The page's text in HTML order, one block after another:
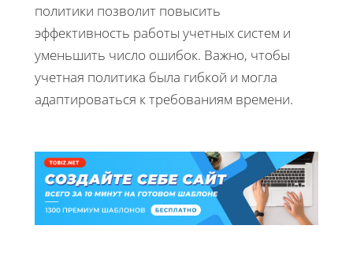
политики позволит повысить
эффективность работы учетных систем и
уменьшить число ошибок. Важно, чтобы
учетная политика была гибкой и могла
адаптироваться к требованиям времени.